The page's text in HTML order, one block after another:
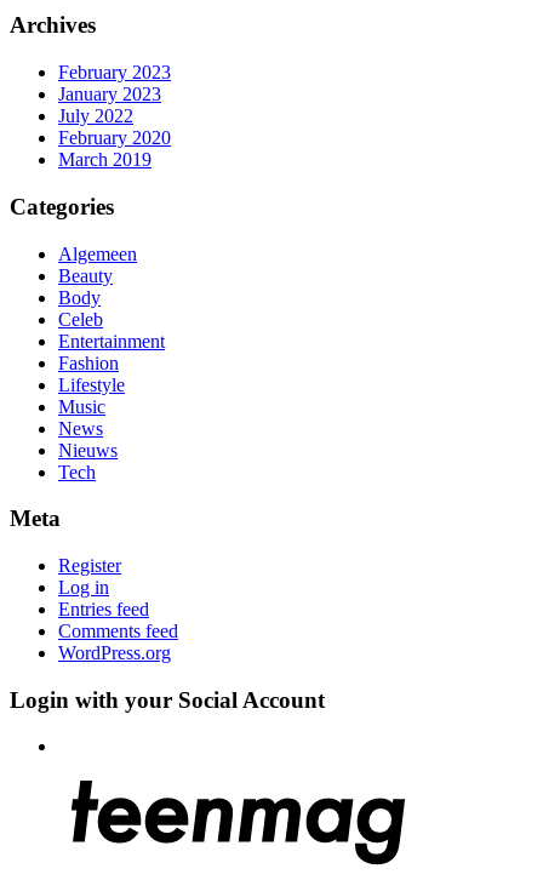
Archives
February 2023
January 2023
July 2022
February 2020
March 2019
Categories
Algemeen
Beauty
Body
Celeb
Entertainment
Fashion
Lifestyle
Music
News
Nieuws
Tech
Meta
Register
Log in
Entries feed
Comments feed
WordPress.org
Login with your Social Account